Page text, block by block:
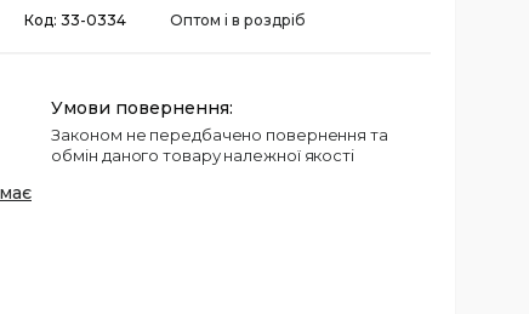
Оптом і в роздріб
Код: 33-0334
Законом не передбачено повернення та
обмін даного товару належної якості